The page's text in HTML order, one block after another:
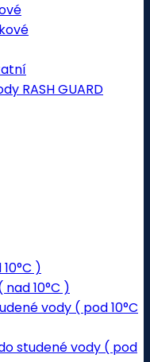
RASH GUARD
)
10°C )
vody ( pod 10°C
studené vody ( pod